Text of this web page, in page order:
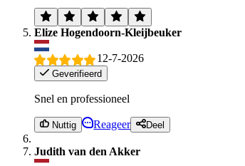
Elize Hogendoorn-Kleijbeuker
12-7-2026
Geverifieerd
Snel en professioneel
Nuttig Reageer Deel
Judith van den Akker